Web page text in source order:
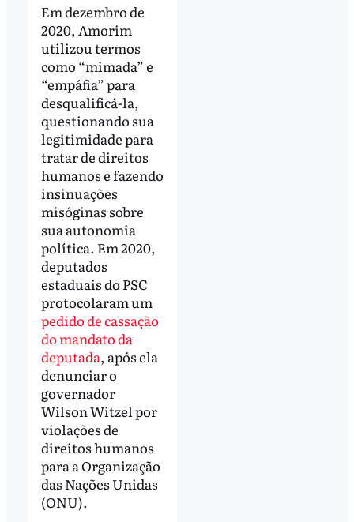
Em dezembro de
2020, Amorim
utilizou termos
como “mimada” e
“empáfia” para
desqualificá-la,
questionando sua
legitimidade para
tratar de direitos
humanos e fazendo
insinuações
misóginas sobre
sua autonomia
política. Em 2020,
deputados
estaduais do PSC
protocolaram um
pedido de cassação
do mandato da
deputada, após ela
denunciar o
governador
Wilson Witzel por
violações de
direitos humanos
para a Organização
das Nações Unidas
(ONU).